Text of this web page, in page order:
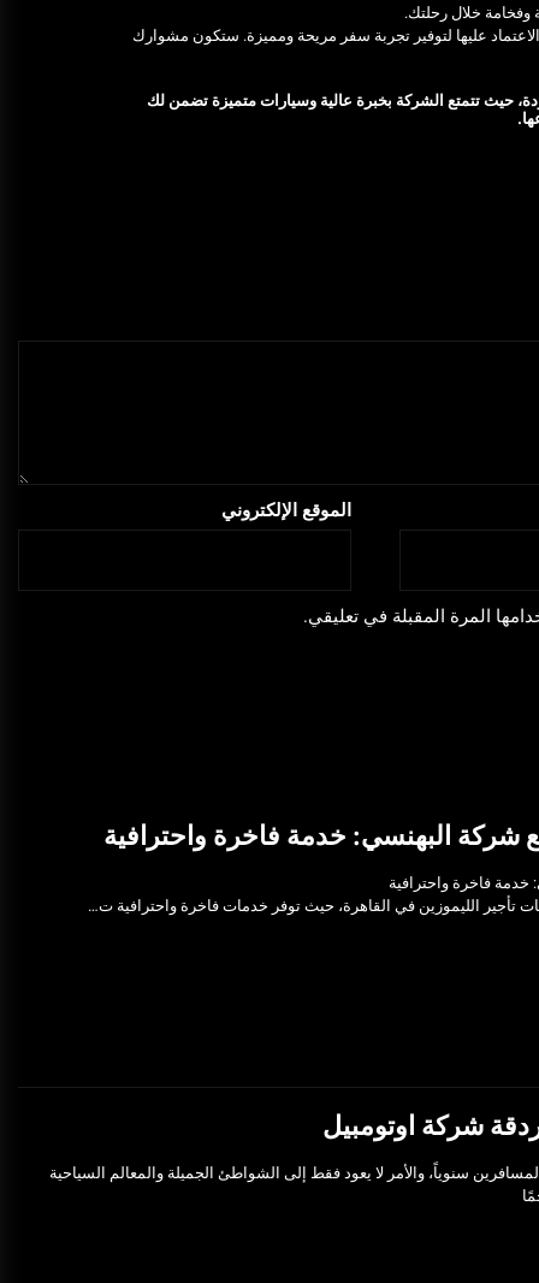
وفخامة خلال رحلتك.
عليها لتوفير تجربة سفر مريحة ومميزة. ستكون مشوارك
حيث تتمتع الشركة بخبرة عالية وسيارات متميزة تضمن لك
الموقع الإلكتروني
المرة المقبلة في تعليقي.
شركة البهنسي: خدمة فاخرة واحترافية
خدمة فاخرة واحترافية
تأجير الليموزين في القاهرة، حيث توفر خدمات فاخرة واحترافية ت…
شركة اوتومبيل
سنوياً، والأمر لا يعود فقط إلى الشواطئ الجميلة والمعالم السياحية